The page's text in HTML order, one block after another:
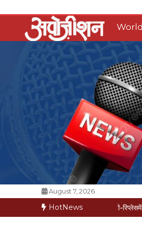
to
content
World
Opposition
August 7, 2026
HotNews
मौत की कगार पर मैक्स में नी-रिप्लेसमेंट से महिला